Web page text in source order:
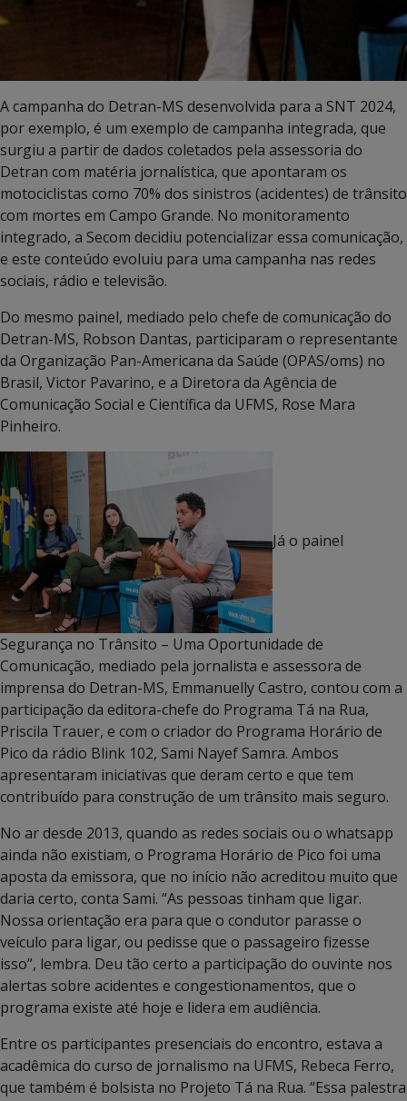
A campanha do Detran-MS desenvolvida para a SNT 2024,
por exemplo, é um exemplo de campanha integrada, que
surgiu a partir de dados coletados pela assessoria do
Detran com matéria jornalística, que apontaram os
motociclistas como 70% dos sinistros (acidentes) de trânsito
com mortes em Campo Grande. No monitoramento
integrado, a Secom decidiu potencializar essa comunicação,
e este conteúdo evoluiu para uma campanha nas redes
sociais, rádio e televisão.
Do mesmo painel, mediado pelo chefe de comunicação do
Detran-MS, Robson Dantas, participaram o representante
da Organização Pan-Americana da Saúde (OPAS/oms) no
Brasil, Victor Pavarino, e a Diretora da Agência de
Comunicação Social e Científica da UFMS, Rose Mara
Pinheiro.
Já o painel
Segurança no Trânsito – Uma Oportunidade de
Comunicação, mediado pela jornalista e assessora de
imprensa do Detran-MS, Emmanuelly Castro, contou com a
participação da editora-chefe do Programa Tá na Rua,
Priscila Trauer, e com o criador do Programa Horário de
Pico da rádio Blink 102, Sami Nayef Samra. Ambos
apresentaram iniciativas que deram certo e que tem
contribuído para construção de um trânsito mais seguro.
No ar desde 2013, quando as redes sociais ou o whatsapp
ainda não existiam, o Programa Horário de Pico foi uma
aposta da emissora, que no início não acreditou muito que
daria certo, conta Sami. “As pessoas tinham que ligar.
Nossa orientação era para que o condutor parasse o
veículo para ligar, ou pedisse que o passageiro fizesse
isso”, lembra. Deu tão certo a participação do ouvinte nos
alertas sobre acidentes e congestionamentos, que o
programa existe até hoje e lidera em audiência.
Entre os participantes presenciais do encontro, estava a
acadêmica do curso de jornalismo na UFMS, Rebeca Ferro,
que também é bolsista no Projeto Tá na Rua. “Essa palestra